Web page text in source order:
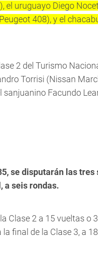
el uruguayo Diego
408), y el
2 del Turismo
Torrisi (Nissan
sanjuanino Facundo
se disputarán las
a seis rondas.
Clase 2 a 15 vueltas o
final de la Clase 3, a